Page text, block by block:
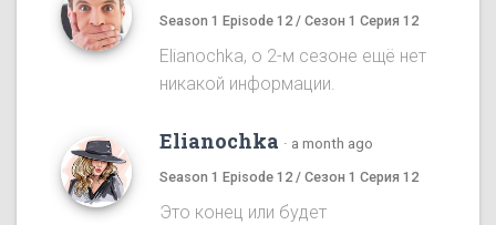
Season 1 Episode 12 / Сезон 1 Серия 12
Elianochka, о 2-м сезоне ещё нет
никакой информации.
Elianochka · a month ago
Season 1 Episode 12 / Сезон 1 Серия 12
Это конец или будет